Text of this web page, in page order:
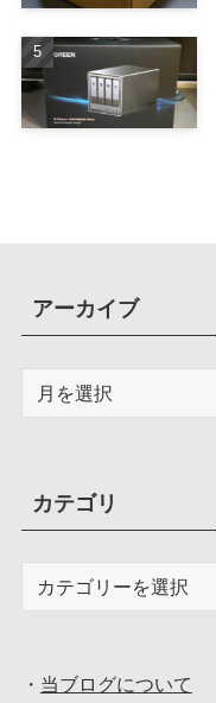
アーカイブ
ブカテゴリ
・ 当ブログについて